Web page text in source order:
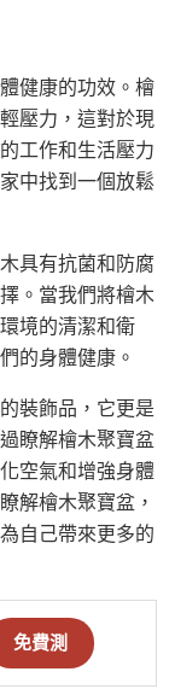
健康的功效。檜
壓力，這對於現
工作和生活壓力
中找到一個放鬆
具有抗菌和防腐
。當我們將檜木
境的清潔和衛
的身體健康。
裝飾品，它更是
瞭解檜木聚寶盆
空氣和增強身體
解檜木聚寶盆，
自己帶來更多的
免費測